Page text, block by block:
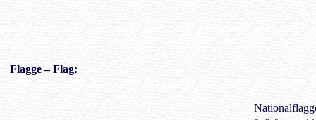
Flagge– Flag: